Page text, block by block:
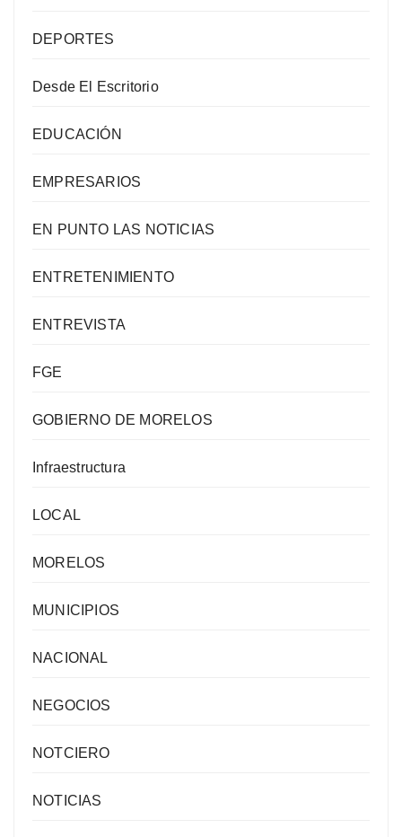
DEPORTES
Desde El Escritorio
EDUCACIÓN
EMPRESARIOS
EN PUNTO LAS NOTICIAS
ENTRETENIMIENTO
ENTREVISTA
FGE
GOBIERNO DE MORELOS
Infraestructura
LOCAL
MORELOS
MUNICIPIOS
NACIONAL
NEGOCIOS
NOTCIERO
NOTICIAS